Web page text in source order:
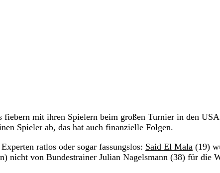
mit ihren Spielern beim großen Turnier in den
Spieler ab, das hat auch finanzielle Folgen.
ratlos oder sogar fassungslos: Said El Mala (19)
nicht von Bundestrainer Julian Nagelsmann (38) für die